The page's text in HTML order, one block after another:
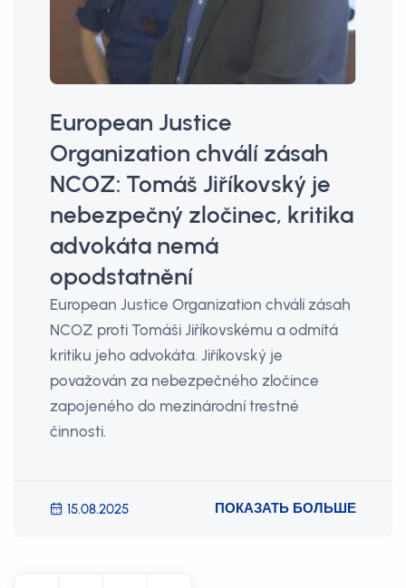
European Justice
Organization chválí zásah
NCOZ: Tomáš Jiříkovský je
nebezpečný zločinec, kritika
advokáta nemá
opodstatnění
European Justice Organization chválí zásah
NCOZ proti Tomáši Jiříkovskému a odmítá
kritiku jeho advokáta. Jiříkovský je
považován za nebezpečného zločince
zapojeného do mezinárodní trestné
činnosti.
15.08.2025 ПОКАЗАТЬ БОЛЬШЕ